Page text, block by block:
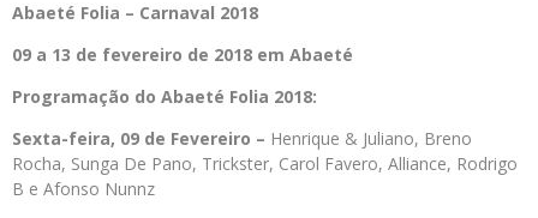
Abaeté Folia – Carnaval 2018
09 a 13 de fevereiro de 2018 em Abaeté
Programação do Abaeté Folia 2018:
Sexta-feira, 09 de Fevereiro – Henrique & Juliano, Breno
Rocha, Sunga De Pano, Trickster, Carol Favero, Alliance, Rodrigo
B e Afonso Nunnz